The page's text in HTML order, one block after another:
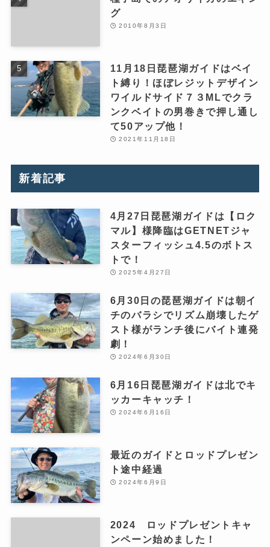
グ
2010年8月3日
11月18日琵琶湖ガイドはベイ
ト縛り！ほぼレジットデザイン
ワイルドサイド７３MLでクラ
ンクベイトの男巻きで押し通し
て50アップ他！
2021年11月18日
新着記事
4月27日琵琶湖ガイドは【ロク
マル】様降臨はGETNETジャ
スターフィッシュ4.5のボトス
トで！
2025年4月27日
6月30日の琵琶湖ガイドは朝イ
チのバラシでリズム崩壊したゲ
スト様がランチ後にバイト連発
劇！
2024年6月30日
6月16日琵琶湖ガイドは北でキ
ッカーキャッチ！
2024年6月16日
最近のガイドとロッドプレゼン
ト途中経過
2024年6月9日
2024 ロッドプレゼントキャ
ンペーン始めました！